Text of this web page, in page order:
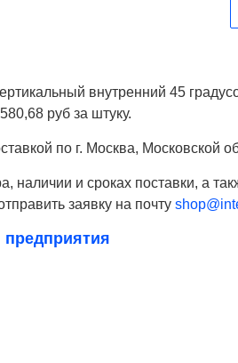
внутренний 45
руб за штуку.
по г. Москва, Московской
наличии и сроках поставки, а
заявку на почту